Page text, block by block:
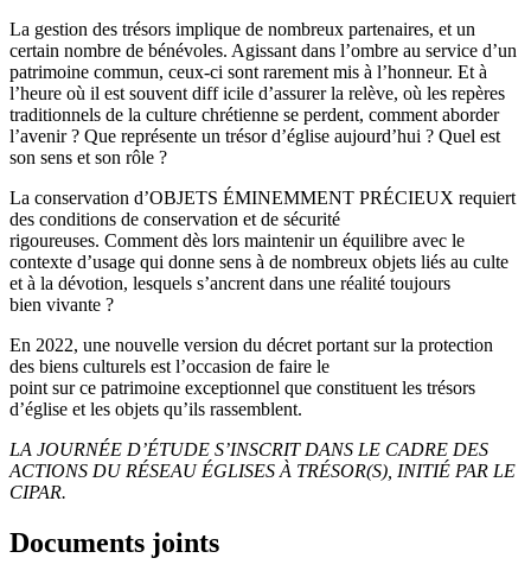
La gestion des trésors implique de nombreux partenaires, et un
certain nombre de bénévoles. Agissant dans l’ombre au service d’un
patrimoine commun, ceux-ci sont rarement mis à l’honneur. Et à
l’heure où il est souvent diff icile d’assurer la relève, où les repères
traditionnels de la culture chrétienne se perdent, comment aborder
l’avenir ? Que représente un trésor d’église aujourd’hui ? Quel est
son sens et son rôle ?
La conservation d’OBJETS ÉMINEMMENT PRÉCIEUX requiert
des conditions de conservation et de sécurité
rigoureuses. Comment dès lors maintenir un équilibre avec le
contexte d’usage qui donne sens à de nombreux objets liés au culte
et à la dévotion, lesquels s’ancrent dans une réalité toujours
bien vivante ?
En 2022, une nouvelle version du décret portant sur la protection
des biens culturels est l’occasion de faire le
point sur ce patrimoine exceptionnel que constituent les trésors
d’église et les objets qu’ils rassemblent.
LA JOURNÉE D’ÉTUDE S’INSCRIT DANS LE CADRE DES
ACTIONS DU RÉSEAU ÉGLISES À TRÉSOR(S), INITIÉ PAR LE
CIPAR.
Documents joints